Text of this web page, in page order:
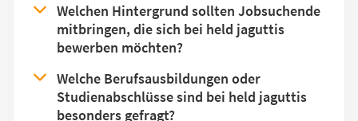
Welchen Hintergrund sollten Jobsuchende
mitbringen, die sich bei held jaguttis
bewerben möchten?
Welche Berufsausbildungen oder
Studienabschlüsse sind bei held jaguttis
besonders gefragt?